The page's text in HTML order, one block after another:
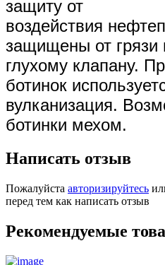
защиту от
воздействия
защищены от грязи
глухому клапану.
ботинок
вулканизация.
ботинки мехом.
Написать отзыв
Пожалуйста авторизируйтесь
перед тем как написать отзыв
Рекомендуемые